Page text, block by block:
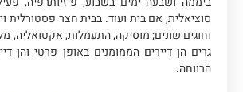
סוציאלית, אם בית ועוד. בבית חצר פסטורלית
וחוגים שונים; מוסיקה, התעמלות, אקטואליה,
גרים הן דיירים הממומנים באופן פרטי והן
הרווחה.